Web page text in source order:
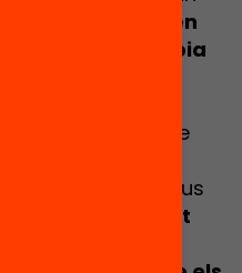
aquests poden
en la pròpia
en situació
responsable de
posarem el focus
en l’oferiment